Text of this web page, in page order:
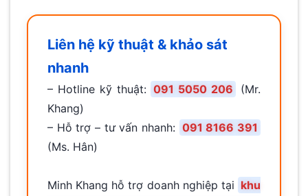
Liên hệ kỹ thuật & khảo sát
nhanh
– Hotline kỹ thuật: 091 5050 206
(Mr.
Khang)
– Hỗ trợ – tư vấn nhanh: 091 8166 391
(Ms. Hân)
Minh Khang hỗ trợ doanh nghiệp tại khu